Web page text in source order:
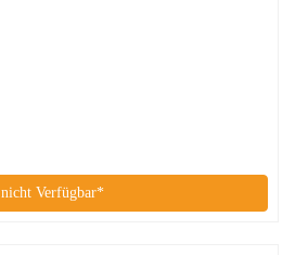
nicht Verfügbar*